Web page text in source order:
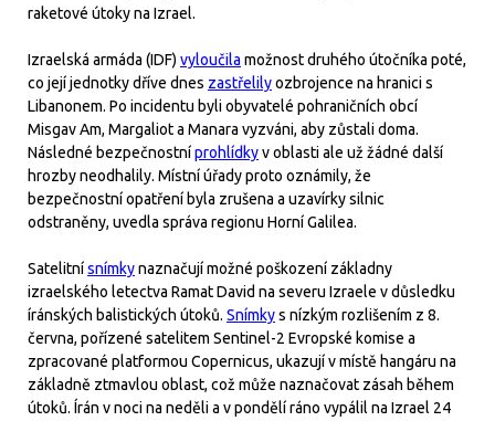
raketové útoky na Izrael.
Izraelská armáda (IDF) vyloučila možnost druhého útočníka poté,
co její jednotky dříve dnes zastřelilyozbrojence na hranici s
Libanonem. Po incidentu byli obyvatelé pohraničních obcí
Misgav Am, Margaliot a Manara vyzváni, aby zůstali doma.
Následné bezpečnostníprohlídkyv oblasti ale už žádné další
hrozby neodhalily. Místní úřady proto oznámily, že
bezpečnostní opatření byla zrušena a uzavírky silnic
odstraněny, uvedla správa regionu Horní Galilea.
Satelitnísnímkynaznačují možné poškození základny
izraelského letectva Ramat David na severu Izraele v důsledku
íránských balistických útoků. Snímkys nízkým rozlišením z 8.
června, pořízené satelitem Sentinel-2 Evropské komise a
zpracované platformou Copernicus, ukazují v místě hangáru na
základně ztmavlou oblast, což může naznačovat zásah během
útoků. Írán v noci na neděli a v pondělí ráno vypálil na Izrael 24